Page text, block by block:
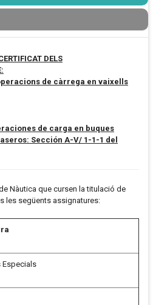
DELS
de càrrega en vaixells
de carga en buques
Sección A-V/ 1-1-1 del
Nàutica que cursen la titulació de
les següents assignatures:
Especials